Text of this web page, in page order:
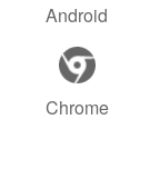
Android
Chrome